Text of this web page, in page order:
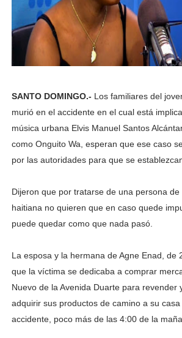
SANTO DOMINGO.- Los familiares del
murió en el accidente en el cual está
música urbana Elvis Manuel Santos
como Onguito Wa, esperan que ese caso
por las autoridades para que se
Dijeron que por tratarse de una persona de
haitiana no quieren que en caso quede
puede quedar como que nada pasó.
La esposa y la hermana de Agne Enad, de
que la víctima se dedicaba a comprar
Nuevo de la Avenida Duarte para revender
adquirir sus productos de camino a su
accidente, poco más de las 4:00 de la